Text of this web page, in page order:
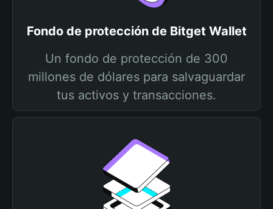
Fondo de protección de Bitget Wallet
Un fondo de protección de 300
millones de dólares para salvaguardar
tus activos y transacciones.